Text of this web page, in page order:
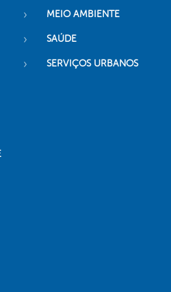
MEIO AMBIENTE
SAÚDE
SERVIÇOS URBANOS